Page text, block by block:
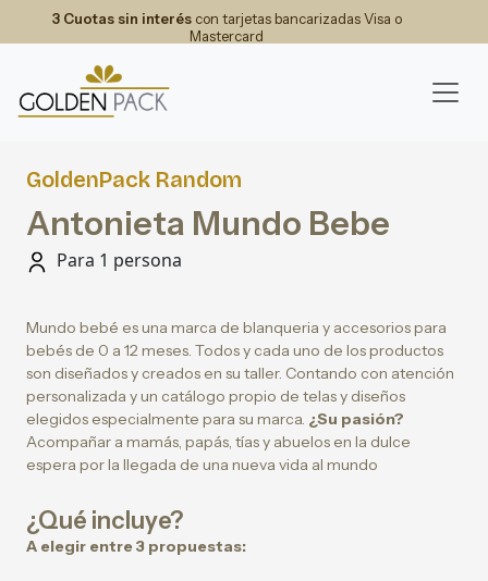
3 Cuotas sin interéscon tarjetas bancarizadas Visa o
Mastercard
GoldenPack Random
Antonieta Mundo Bebe
Para 1 persona
Mundo bebé es una marca de blanqueria y accesorios para
bebés de 0 a 12 meses. Todos y cada uno de los productos
son diseñados y creados en su taller. Contando con atención
personalizada y un catálogo propio de telas y diseños
elegidos especialmente para su marca. ¿Su pasión?
Acompañar a mamás, papás, tías y abuelos en la dulce
espera por la llegada de una nueva vida al mundo
¿Qué incluye?
A elegir entre 3 propuestas: